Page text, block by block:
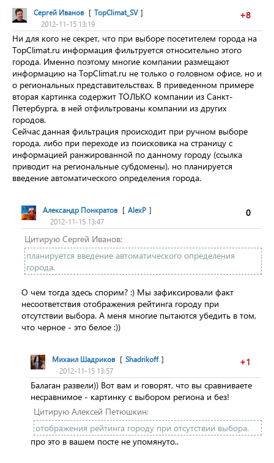
+8
Сергей Иванов [ TopClimat_SV ]
2012-11-15 13:19
Ни для кого не секрет, что при выборе посетителем города на
TopClimat.ru информация фильтруется относительно этого
города. Именно поэтому многие компании размещают
информацию на TopClimat.ru не только о головном офисе, но и
о региональных представительствах. В приведенном примере
вторая картинка содержит ТОЛЬКО компании из Санкт-
Петербурга, в ней отфильтрованы компании из других
городов.
Сейчас данная фильтрация происходит при ручном выборе
города, либо при переходе из поисковика на страницу с
информацией ранжированной по данному городу (ссылка
приводит на региональные субдомены), но планируется
введение автоматического определения города.
0
Александр Понкратов [ AlexP ]
2012-11-15 13:47
Цитирую Сергей Иванов:
планируется введение автоматического определения
города.
О чем тогда здесь спорим? :) Мы зафиксировали факт
несоответствия отображения рейтинга городу при
отсутствии выбора. А меня многие пытаются убедить в том,
что черное - это белое :))
+1
Михаил Шадриков [ Shadrikoff ]
2012-11-15 13:57
Балаган развели)) Вот вам и говорят, что вы сравниваете
несравнимое - картинку с выбором региона и без!
Цитирую Алексей Петюшкин:
отображения рейтинга городу при отсутствии выбора.
про это в вашем посте не упомянуто..